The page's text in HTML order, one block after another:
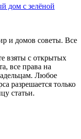
дом с зелёной
и домов советы. Все
взяты с открытых
все права на
Любое
разрешается только
статьи.